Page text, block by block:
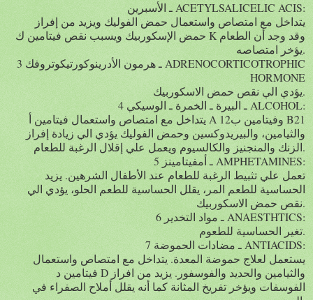
ـ الأسبرين ACETYLSALICELIC ACIS:
يتداخل مع امتصاص واستعمال حمض الفوليك ويزيد من إفراز
حمض الإسكوربيك ويسبب نقص فيتامين ك K وقد وجد أن الطعام
يؤخر امتصاصه.
3 ـ هرمون الأدرينوكورتيكوتروفك ADRENOCORTICOTROPHIC
HORMONE
يؤدي الي نقص حمض الاسكوربيك.
4 ـ البيرة ـ الخمرة ـ الوسيكي ALCOHOL:
يتداخل مع امتصاص واستعمال فيتامين أ A وفيتامين ب12 B21
والثيامين، والبيريدوكسين وحمض الفوليك يؤدي الي زيادة إفراز
الزنك والمنجنيز والكالسيوم ويعمل علي إقلال الرغبة للطعام.
5 ـ أمفيتامينز AMPHETAMINES:
تعمل علي تثبيط الرغبة للطعام عند الأطفال الشرهين. يزيد
الحساسية للطعم المر، يقلل الحساسية للطعم الحلو، يؤدي الي
نقص حمض الاسكوربيك.
6 ـ مواد التخدير ANAESTHTICS:
تغير الحساسية للطعوم.
7 ـ مضادات الحموضة ANTIACIDS:
يستعمل لعلاج حموضة المعدة. يتداخل مع امتصاص واستعمال
فيتامين د D والثيامين والحديد والفوسفور. يزيد من افراز
الفوسفات ويؤخر تفريخ المثانة كما أنه يقلل أملاح الصفراء في